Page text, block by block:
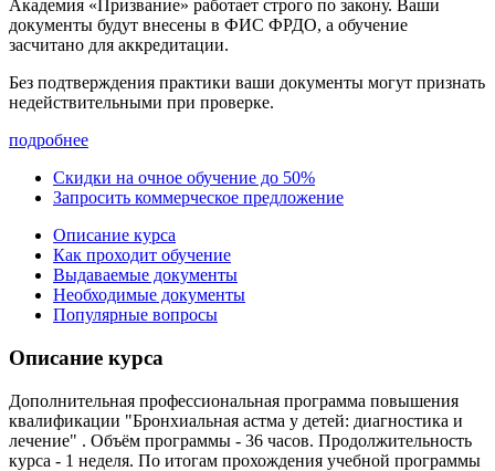
Академия «Призвание» работает строго по закону. Ваши
документы будут внесены в ФИС ФРДО, а обучение
засчитано для аккредитации.
Без подтверждения практики ваши документы могут признать
недействительными при проверке.
подробнее
Скидки на очное обучение до 50%
Запросить коммерческое предложение
Описание курса
Как проходит обучение
Выдаваемые документы
Необходимые документы
Популярные вопросы
Описание курса
Дополнительная профессиональная программа повышения
квалификации "Бронхиальная астма у детей: диагностика и
лечение" . Объём программы - 36 часов. Продолжительность
курса - 1 неделя. По итогам прохождения учебной программы